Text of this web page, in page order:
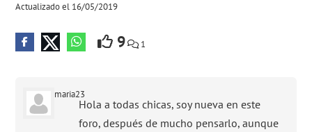
Actualizado el 16/05/2019
9 1
maria23
Hola a todas chicas, soy nueva en este
foro, después de mucho pensarlo, aunque